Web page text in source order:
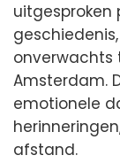
uitgesproken
onverwachts
Amsterdam.
emotionele
afstand.